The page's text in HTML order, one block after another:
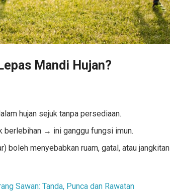
Mandi Hujan?
hujan sejuk tanpa persediaan.
berlebihan → ini ganggu fungsi imun.
boleh menyebabkan ruam, gatal, atau jangkitan
Sawan: Tanda, Punca dan Rawatan